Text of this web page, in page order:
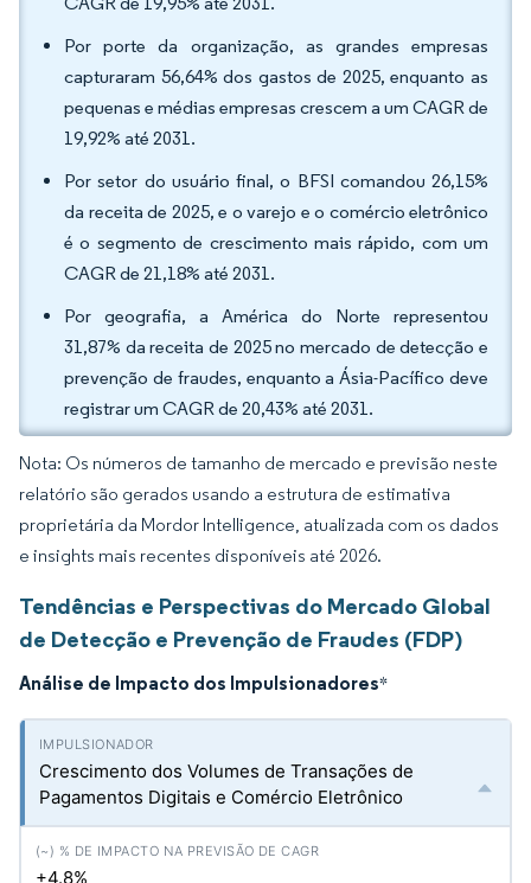
Por porte da organização, as grandes empresas
capturaram 56,64% dos gastos de 2025, enquanto as
pequenas e médias empresas crescem a um CAGR de
19,92% até 2031.
Por setor do usuário final, o BFSI comandou 26,15%
da receita de 2025, e o varejo e o comércio eletrônico
é o segmento de crescimento mais rápido, com um
CAGR de 21,18% até 2031.
Por geografia, a América do Norte representou
31,87% da receita de 2025 no mercado de detecção e
prevenção de fraudes, enquanto a Ásia-Pacífico deve
registrar um CAGR de 20,43% até 2031.
Nota: Os números de tamanho de mercado e previsão neste
relatório são gerados usando a estrutura de estimativa
proprietária da Mordor Intelligence, atualizada com os dados
e insights mais recentes disponíveis até 2026.
Tendências e Perspectivas do Mercado Global
de Detecção e Prevenção de Fraudes (FDP)
Análise de Impacto dos Impulsionadores*
Crescimento dos Volumes de Transações de
Pagamentos Digitais e Comércio Eletrônico
+4.8%